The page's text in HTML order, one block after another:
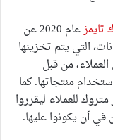
تايمز
عام 2020 عن
التي يتم تخزينها
من قبل
منتجاتها. كما
للعملاء ليقرروا
أن يكونوا عليها.